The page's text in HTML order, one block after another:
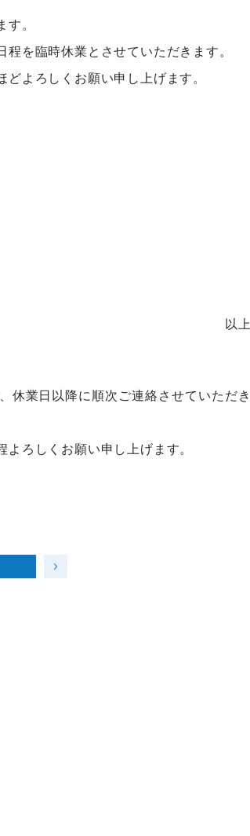
。
を臨時休業とさせていただきます。
よろしくお願い申し上げます。
以上
休業日以降に順次ご連絡させていただき
ろしくお願い申し上げます。